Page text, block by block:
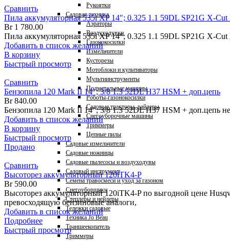
Рукоятки
Садовая техника
Аэраторы
Воздуходувки
Газонокосилки
Измельчители
Кусторезы
Мотоблоки и культиваторы
Мультиинструменты
Подметальные машины
Роботы-газонокосилки
Садовые тракторы, райдеры
Снегоуборочные машины
Триммеры
Цепные пилы
Садовые измельчители
Садовые ножницы
Садовые пылесосы и воздуходувы
Садовый инструмент
Семена травосмеси и уход за газоном
Снегоуборщики
Степлеры и нейлеры
Тележки садовые
Техника Jo Beau
Траншеекопатель
Триммеры
Сравнить
Пила аккумуляторная 535i XP 14″; 0.325 1.1 59DL SP21G X-
Br1 780.00
Пила аккумуляторная 535i XP 14″; 0.325 1.1 59DL SP21G X-
Добавить в список желаний
В корзину
Быстрый просмотр
Сравнить
Бензопила 120 Mark II 14″; 3/8 1.3 52DL H37 HSM + доп.цепь
Br840.00
Бензопила 120 Mark II 14″; 3/8 1.3 52DL H37 HSM + доп.цепь
Добавить в список желаний
В корзину
Быстрый просмотр
Продано
Сравнить
Высоторез аккумуляторный 120iTK4-P
Br590.00
Высоторез аккумуляторный 120iTK4-P по выгодной цене
превосходящую бензиновые аналоги,
Добавить в список желаний
Подробнее
Быстрый просмотр